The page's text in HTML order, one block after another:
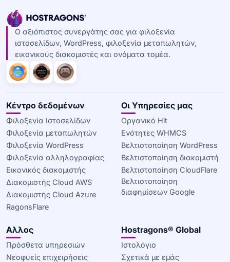
Ο αξιόπιστος συνεργάτης σας για φιλοξενία
ιστοσελίδων, WordPress, φιλοξενία μεταπωλητών,
εικονικούς διακομιστές και ονόματα τομέα.
Κέντρο δεδομένων
Φιλοξενία Ιστοσελίδων
Φιλοξενία μεταπωλητών
Φιλοξενία WordPress
Φιλοξενία αλληλογραφίας
Εικονικός διακομιστής
Διακομιστής Cloud AWS
Διακομιστής Cloud Azure
RagonsFlare
Οι Υπηρεσίες μας
Οργανικό Hit
Ενότητες WHMCS
Βελτιστοποίηση WordPress
Βελτιστοποίηση διακομιστή
Βελτιστοποίηση CloudFlare
Βελτιστοποίηση
διαφημίσεων Google
Αλλος
Πρόσθετα υπηρεσιών
Νεοφυείς επιχειρήσεις
Hostragons® Global
Ιστολόγιο
Σχετικά με εμάς